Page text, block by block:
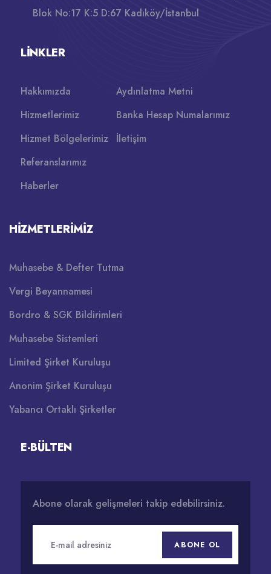
Blok No:17 K:5 D:67 Kadıköy/İstanbul
LINKLER
Hakkımızda
Hizmetlerimiz
Hizmet Bölgelerimiz
Referanslarımız
Haberler
Aydınlatma Metni
Banka Hesap Numalarımız
İletişim
HIZMETLERIMIZ
Muhasebe & Defter Tutma
Vergi Beyannamesi
Bordro & SGK Bildirimleri
Muhasebe Sistemleri
Limited Şirket Kuruluşu
Anonim Şirket Kuruluşu
Yabancı Ortaklı Şirketler
E-BÜLTEN
Abone olarak gelişmeleri takip edebilirsiniz.
ABONE OL